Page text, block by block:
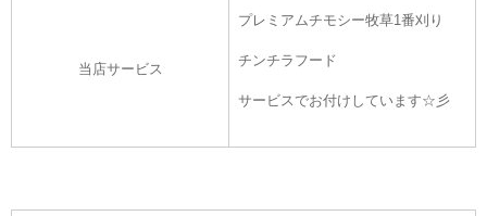
当店サービス
プレミアムチモシー牧草1番刈り
チンチラフード
サービスでお付けしています☆彡